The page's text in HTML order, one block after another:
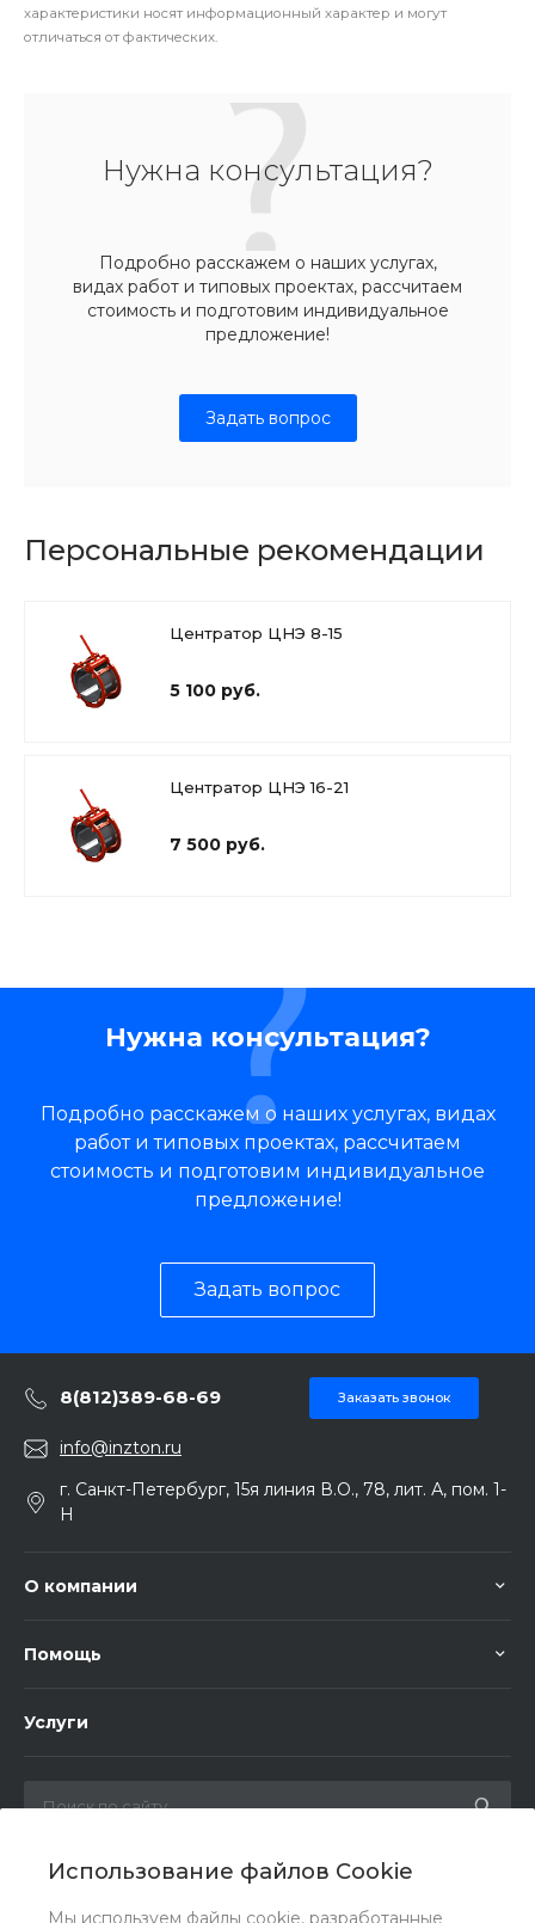
Использование файлов Cookie
Мы используем файлы cookie, разработанные
характеристики носят информационный характер и могут
отличаться от фактических.
Нужна консультация?
Подробно расскажем о наших услугах,
видах работ и типовых проектах, рассчитаем
стоимость и подготовим индивидуальное
предложение!
Задать вопрос
Персональные рекомендации
Центратор ЦНЭ 8-15
5 100 руб.
Центратор ЦНЭ 16-21
7 500 руб.
Нужна консультация?
Подробно расскажем о наших услугах, видах
работ и типовых проектах, рассчитаем
стоимость и подготовим индивидуальное
предложение!
Задать вопрос
8(812)389-68-69 Заказать звонок
info@inzton.ru
г. Санкт-Петербург, 15я линия В.О., 78, лит. А, пом. 1-
Н
О компании
Помощь
Услуги